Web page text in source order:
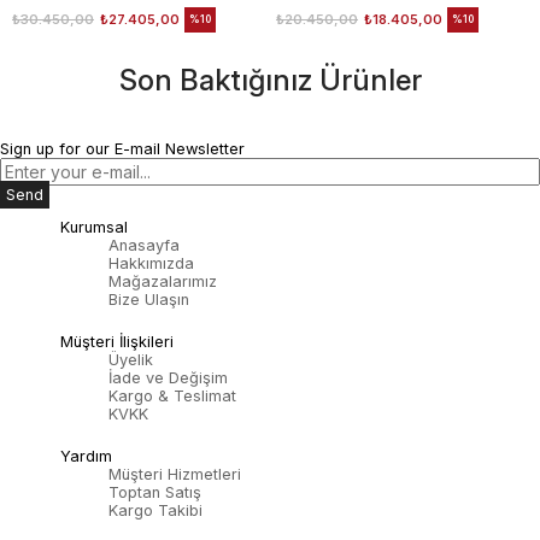
₺27.405,00
₺30.450,00 %10 ₺18.405,00
₺20.450,00 %10
Son Baktığınız Ürünler
Sign up for our E-mail Newsletter
Send
Kurumsal
Anasayfa
Hakkımızda
Mağazalarımız
Bize Ulaşın
Müşteri İlişkileri
Üyelik
İade ve Değişim
Kargo & Teslimat
KVKK
Yardım
Müşteri Hizmetleri
Toptan Satış
Kargo Takibi